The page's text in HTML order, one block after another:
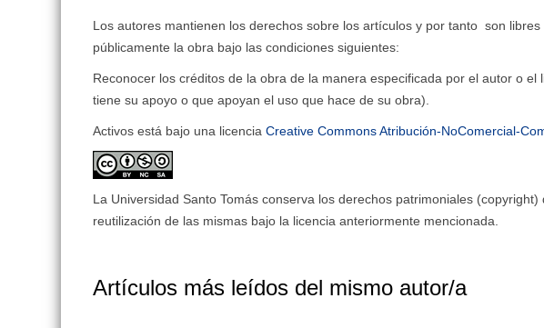
Los autores mantienen los derechos sobre los artículos y por tanto son
públicamente la obra bajo las condiciones siguientes:
Reconocer los créditos de la obra de la manera especificada por el autor o
tiene su apoyo o que apoyan el uso que hace de su obra).
Activos está bajo una licenciaCreative Commons Atribución-NoComercial-
La Universidad Santo Tomás conserva los derechos patrimoniales
reutilización de las mismas bajo la licencia anteriormente mencionada.
Artículos más leídos del mismo autor/a